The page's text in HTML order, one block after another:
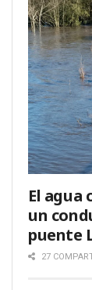
El agua
un
puente
27